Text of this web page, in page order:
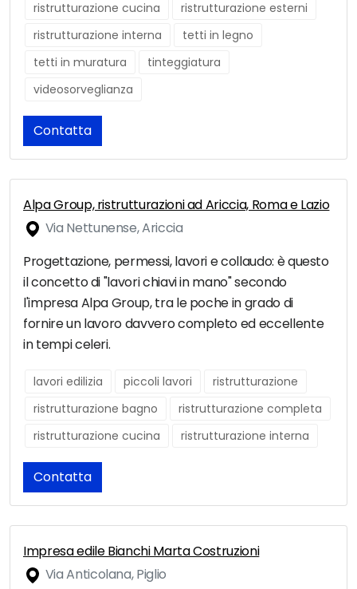
ristrutturazione cucina
ristrutturazione esterni
ristrutturazione interna
tetti in legno
tetti in muratura
tinteggiatura
videosorveglianza
Contatta
Alpa Group, ristrutturazioni ad Ariccia, Roma e Lazio
Via Nettunense, Ariccia
Progettazione, permessi, lavori e collaudo: è questo
il concetto di "lavori chiavi in mano" secondo
l'impresa Alpa Group, tra le poche in grado di
fornire un lavoro davvero completo ed eccellente
in tempi celeri.
lavori edilizia piccoli lavori
ristrutturazione
ristrutturazione bagno
ristrutturazione completa
ristrutturazione cucina
ristrutturazione interna
Contatta
Impresa edile Bianchi Marta Costruzioni
Via Anticolana, Piglio